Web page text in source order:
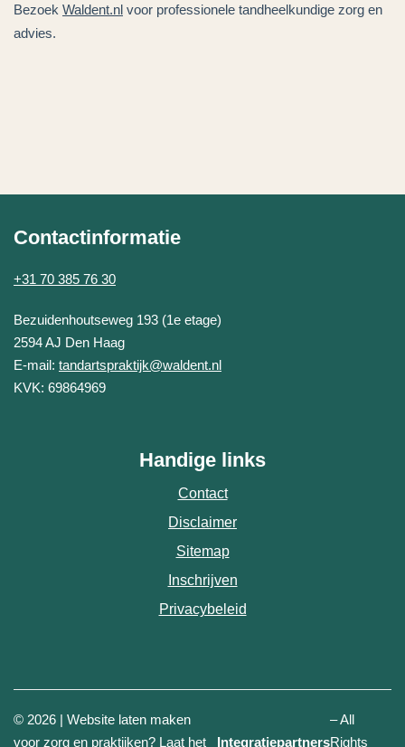
Bezoek Waldent.nl voor professionele tandheelkundige zorg en
advies.
Contactinformatie
+31 70 385 76 30
Tandartspraktijk Waldent
Bezuidenhoutseweg 193 (1e etage)
2594 AJ Den Haag
E-mail: tandartspraktijk@waldent.nl
KVK: 69864969
Handige links
Contact
Disclaimer
Sitemap
Inschrijven
Privacybeleid
© 2026 | Website laten maken
voor zorg en praktijken? Laat het
Integratiepartners(opent in
– All
Rights